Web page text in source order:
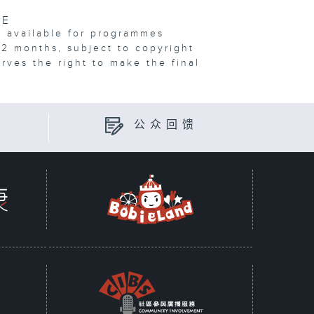
for programmes
months, subject to copyright
the right to make the final
公众回馈